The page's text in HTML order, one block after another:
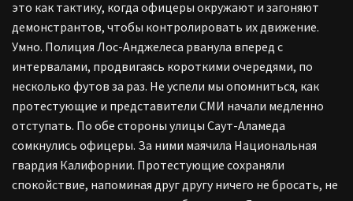
это как тактику, когда офицеры окружают и загоняют
демонстрантов, чтобы контролировать их движение.
Умно. Полиция Лос-Анджелеса рванула вперед с
интервалами, продвигаясь короткими очередями, по
несколько футов за раз. Не успели мы опомниться, как
протестующие и представители СМИ начали медленно
отступать. По обе стороны улицы Саут-Аламеда
сомкнулись офицеры. За ними маячила Национальная
гвардия Калифорнии. Протестующие сохраняли
спокойствие, напоминая друг другу ничего не бросать, не